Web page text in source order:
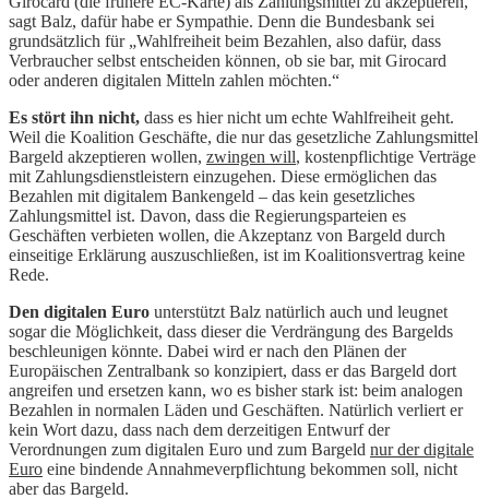
sagt Balz, dafür habe er Sympathie. Denn die Bundesbank sei
grundsätzlich für „Wahlfreiheit beim Bezahlen, also dafür, dass
Verbraucher selbst entscheiden können, ob sie bar, mit Girocard
oder anderen digitalen Mitteln zahlen möchten.“
Es stört ihn nicht, dass es hier nicht um echte Wahlfreiheit geht.
Weil die Koalition Geschäfte, die nur das gesetzliche Zahlungsmittel
Bargeld akzeptieren wollen, zwingen will, kostenpflichtige Verträge
mit Zahlungsdienstleistern einzugehen. Diese ermöglichen das
Bezahlen mit digitalem Bankengeld – das kein gesetzliches
Zahlungsmittel ist. Davon, dass die Regierungsparteien es
Geschäften verbieten wollen, die Akzeptanz von Bargeld durch
einseitige Erklärung auszuschließen, ist im Koalitionsvertrag keine
Rede.
Den digitalen Euro unterstützt Balz natürlich auch und leugnet
sogar die Möglichkeit, dass dieser die Verdrängung des Bargelds
beschleunigen könnte. Dabei wird er nach den Plänen der
Europäischen Zentralbank so konzipiert, dass er das Bargeld dort
angreifen und ersetzen kann, wo es bisher stark ist: beim analogen
Bezahlen in normalen Läden und Geschäften. Natürlich verliert er
kein Wort dazu, dass nach dem derzeitigen Entwurf der
Verordnungen zum digitalen Euro und zum Bargeld nur der digitale
Euro eine bindende Annahmeverpflichtung bekommen soll, nicht
aber das Bargeld.